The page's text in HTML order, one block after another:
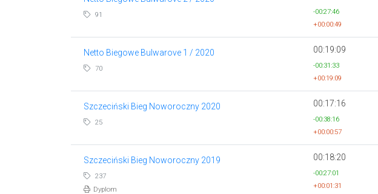
91
-00:27:46
+00:00:49
Netto Biegowe Bulwarove 1 / 2020
70
00:19:09
-00:31:33
+00:19:09
Szczeciński Bieg Noworoczny 2020
25
00:17:16
-00:38:16
+00:00:57
Szczeciński Bieg Noworoczny 2019
237
Dyplom
00:18:20
-00:27:01
+00:01:31